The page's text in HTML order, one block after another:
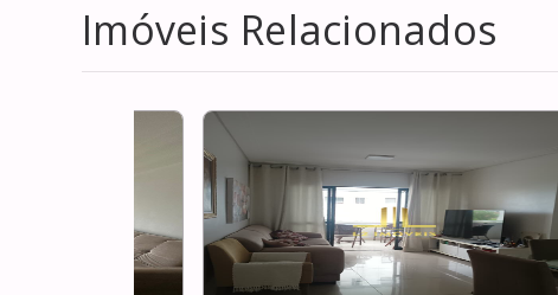
Imóveis Relacionados